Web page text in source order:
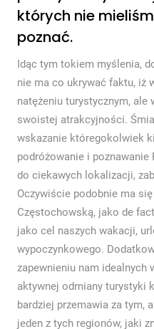
których nie
poznać.
Idąc tym tokiem myślenia,
nie ma co ukrywać faktu, iż
natężeniu turystycznym,
swoistej atrakcyjności.
wskazanie któregokolwiek
podróżowanie i
do ciekawych lokalizacji,
Oczywiście podobnie ma
Częstochowską, jako de
jako cel naszych wakacji,
wypoczynkowego.
zapewnieniu nam idealnych
aktywnej odmiany turystyki
bardziej przemawia za tym,
jeden z tych regionów, jaki